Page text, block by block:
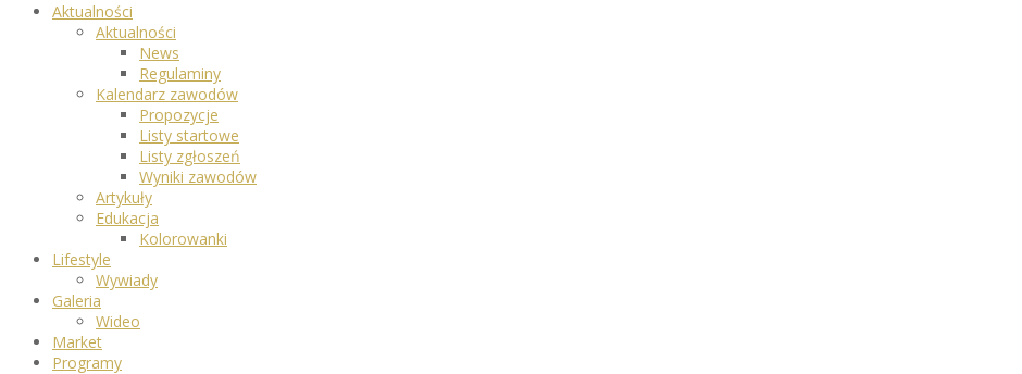
Aktualności
Aktualności
News
Regulaminy
Kalendarz zawodów
Propozycje
Listy startowe
Listy zgłoszeń
Wyniki zawodów
Artykuły
Edukacja
Kolorowanki
Lifestyle
Wywiady
Galeria
Wideo
Market
Programy